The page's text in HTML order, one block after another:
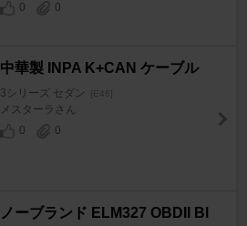
0
0
中華製 INPA K+CAN ケーブル
3シリーズ セダン [E46]
メスターラさん
0
0
ノーブランド ELM327 OBDII Bl